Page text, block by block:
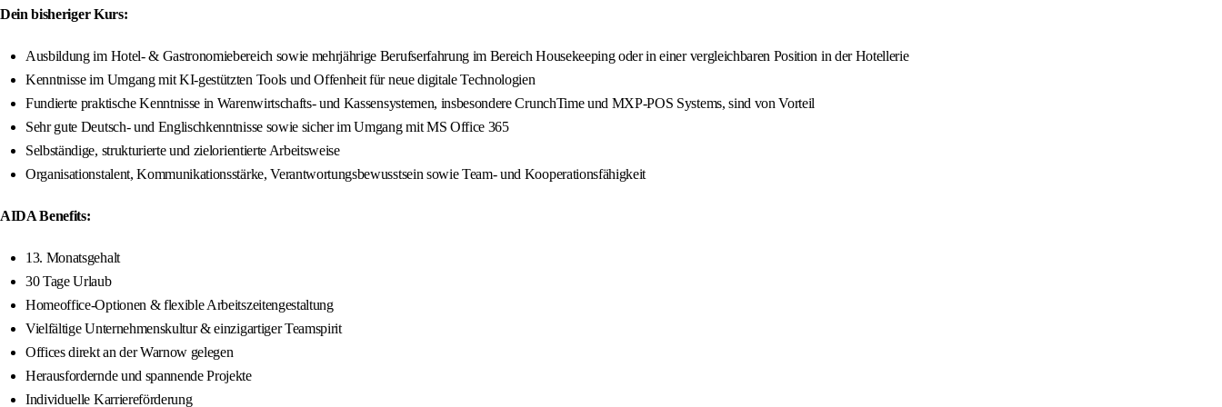
Dein bisheriger Kurs:
Ausbildung im Hotel- & Gastronomiebereich sowie mehrjährige Berufserfahrung im Bereich Housekeeping oder in einer vergleichbaren Position in der Hotellerie
Kenntnisse im Umgang mit KI-gestützten Tools und Offenheit für neue digitale Technologien
Fundierte praktische Kenntnisse in Warenwirtschafts- und Kassensystemen, insbesondere CrunchTime und MXP-POS Systems, sind von Vorteil
Sehr gute Deutsch- und Englischkenntnisse sowie sicher im Umgang mit MS Office 365
Selbständige, strukturierte und zielorientierte Arbeitsweise
Organisationstalent, Kommunikationsstärke, Verantwortungsbewusstsein sowie Team- und Kooperationsfähigkeit
AIDA Benefits:
13. Monatsgehalt
30 Tage Urlaub
Homeoffice-Optionen & flexible Arbeitszeitengestaltung
Vielfältige Unternehmenskultur & einzigartiger Teamspirit
Offices direkt an der Warnow gelegen
Herausfordernde und spannende Projekte
Individuelle Karriereförderung